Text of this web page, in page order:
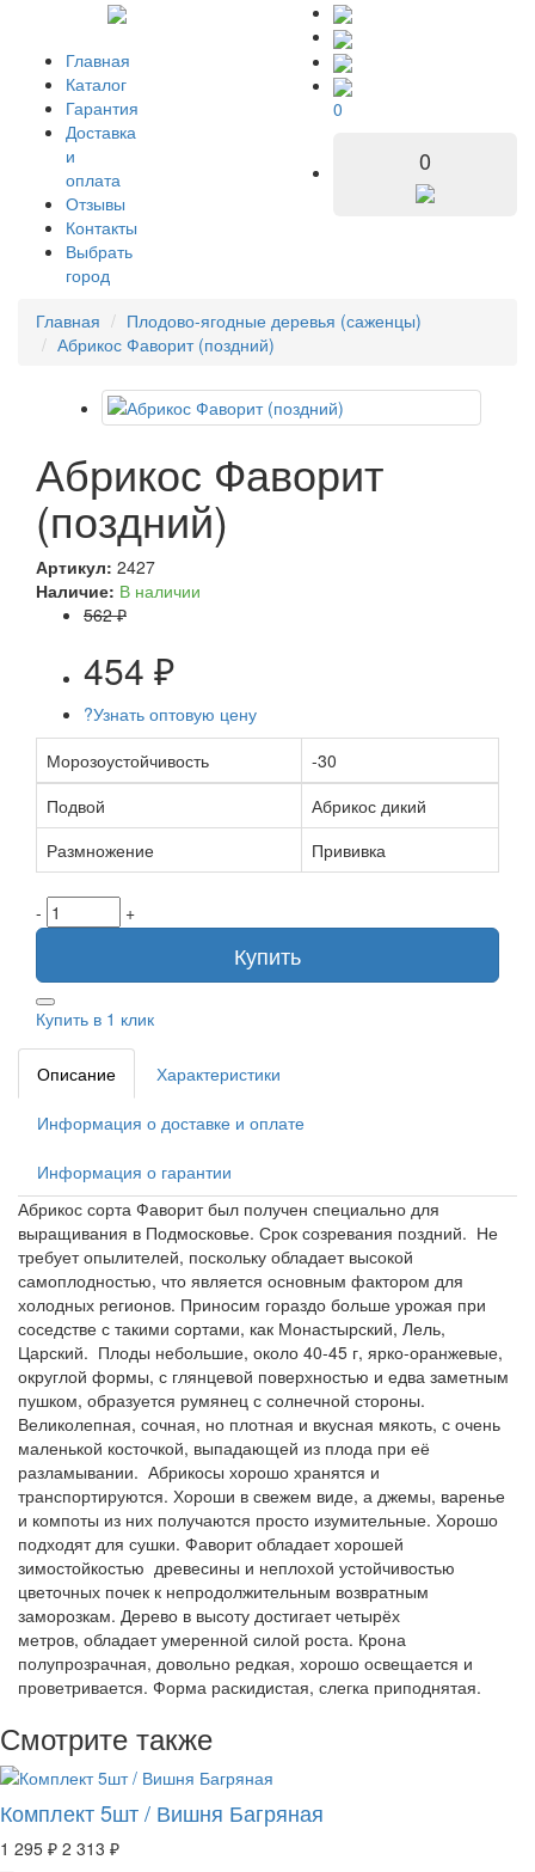
Главная
Каталог
Гарантия
Доставка
и
оплата
Отзывы
Контакты
Выбрать
город
0
0
Главная
Плодово-ягодные деревья (саженцы)
Абрикос Фаворит (поздний)
Абрикос Фаворит
(поздний)
Артикул: 2427
Наличие: В наличии
562 ₽
454 ₽
?Узнать оптовую цену
Морозоустойчивость
-30
Подвой
Абрикос дикий
Размножение
Прививка
- +
Купить
Купить в 1 клик
Описание Характеристики
Информация о доставке и оплате
Информация о гарантии
Абрикос сорта Фаворит был получен специально для
выращивания в Подмосковье. Срок созревания поздний. Не
требует опылителей, поскольку обладает высокой
самоплодностью, что является основным фактором для
холодных регионов. Приносим гораздо больше урожая при
соседстве с такими сортами, как Монастырский, Лель,
Царский. Плоды небольшие, около 40-45 г, ярко-оранжевые,
округлой формы, с глянцевой поверхностью и едва заметным
пушком, образуется румянец с солнечной стороны.
Великолепная, сочная, но плотная и вкусная мякоть, с очень
маленькой косточкой, выпадающей из плода при её
разламывании. Абрикосы хорошо хранятся и
транспортируются. Хороши в свежем виде, а джемы, варенье
и компоты из них получаются просто изумительные. Хорошо
подходят для сушки. Фаворит обладает хорошей
зимостойкостью древесины и неплохой устойчивостью
цветочных почек к непродолжительным возвратным
заморозкам. Дерево в высоту достигает четырёх
метров, обладает умеренной силой роста. Крона
полупрозрачная, довольно редкая, хорошо освещается и
проветривается. Форма раскидистая, слегка приподнятая.
Смотрите также
Комплект 5шт / Вишня Багряная
1 295 ₽ 2 313 ₽